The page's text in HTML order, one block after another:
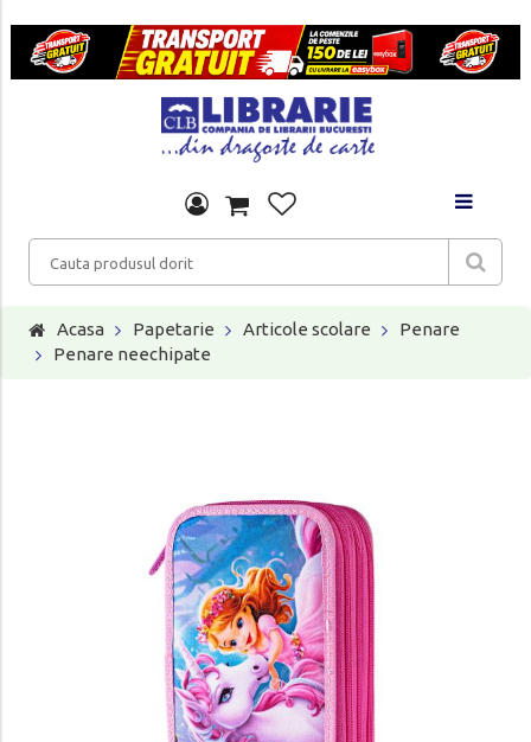
Acasa Papetarie Articole scolare
Penare
Penare neechipate